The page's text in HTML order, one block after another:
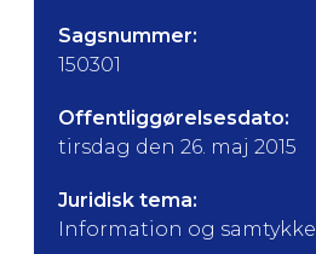
Sagsnummer:
150301
Offentliggørelsesdato:
tirsdag den 26. maj 2015
Juridisk tema:
Information og samtykke